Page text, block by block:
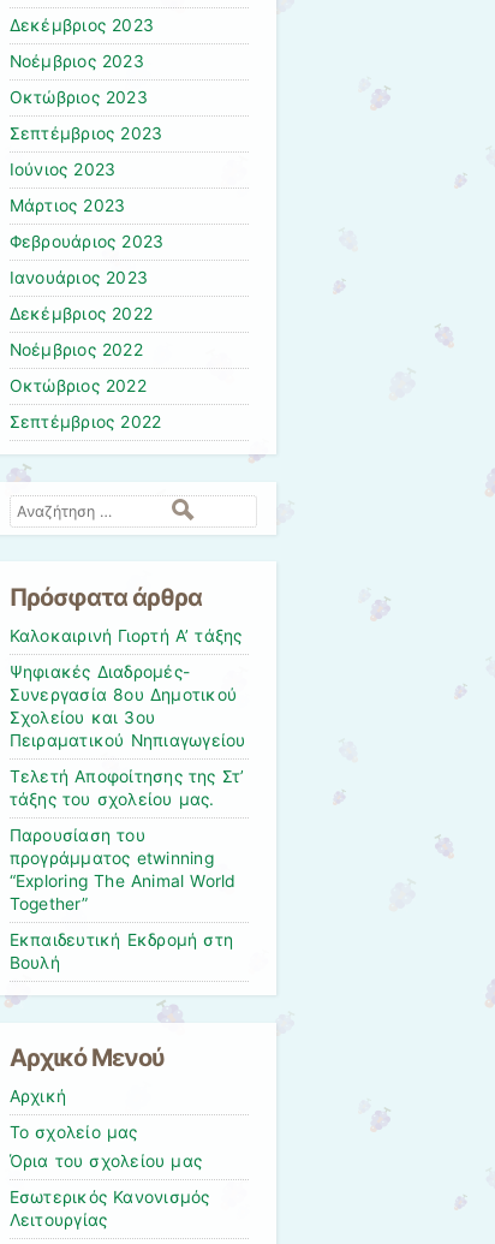
Δεκέμβριος 2023
Νοέμβριος 2023
Οκτώβριος 2023
Σεπτέμβριος 2023
Ιούνιος 2023
Μάρτιος 2023
Φεβρουάριος 2023
Ιανουάριος 2023
Δεκέμβριος 2022
Νοέμβριος 2022
Οκτώβριος 2022
Σεπτέμβριος 2022
Αναζήτηση
Πρόσφατα άρθρα
Καλοκαιρινή Γιορτή Α’ τάξης
Ψηφιακές Διαδρομές-
Συνεργασία 8ου Δημοτικού
Σχολείου και 3ου
Πειραματικού Νηπιαγωγείου
Τελετή Αποφοίτησης της Στ’
τάξης του σχολείου μας.
Παρουσίαση του
προγράμματος etwinning
“Exploring The Animal World
Together”
Εκπαιδευτική Εκδρομή στη
Βουλή
Αρχικό Μενού
Αρχική
Το σχολείο μας
Όρια του σχολείου μας
Εσωτερικός Κανονισμός
Λειτουργίας